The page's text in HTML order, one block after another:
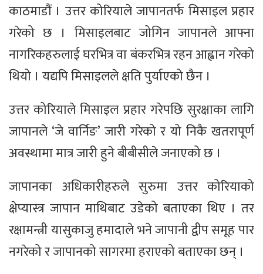
काठमाडौं । उत्तर कोरियाले जापानतर्फ मिसाइल प्रहार
गरेको छ । मिसाइलबाट जोगिन जापानले आफ्ना
नागरिकहरुलाई घरभित्र वा बंकरभित्र रहन आह्वान गरेको
थियो । यद्यपि मिसाइलले क्षति पुर्याएको छैन ।
उत्तर कोरियाले मिसाइल प्रहार गरेपछि सुरक्षाका लागि
जापानले ‘जे वार्निङ’ जारी गरेको र यो निकै खतरापूर्ण
अवस्थामा मात्र जारी हुने बीबीसीले जनाएको छ ।
जापानका अधिकारीहरुले सुरुमा उत्तर कोरियाको
क्षेप्यास्त्र जापान माथिबाट उडेको बताएका थिए । तर
रक्षामन्त्री यासुकाजु हमादाले भने जापानी द्वीप समूह पार
नगरेको र जापानको सागरमा हराएको बताएका छन् ।